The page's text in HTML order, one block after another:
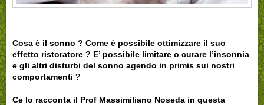
Cosa è il sonno ? Come è possibile ottimizzare il suo
effetto ristoratore ? E’ possibile limitare o curare l’insonnia
e gli altri disturbi del sonno agendo in primis sui nostri
comportamenti ?
Ce lo racconta il Prof Massimiliano Noseda in questa